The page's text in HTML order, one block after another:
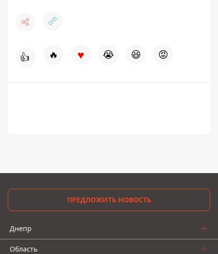
👍 🔥 ♥ 😭 😆 😡
ПРЕДЛОЖИТЬ НОВОСТЬ
Днепр
Область